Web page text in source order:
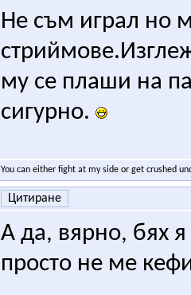
Не съм играл но
му се плаши на
сигурно.
You can either fight at my side or get crushed
Цитиране
А да, вярно, бях
просто не ме